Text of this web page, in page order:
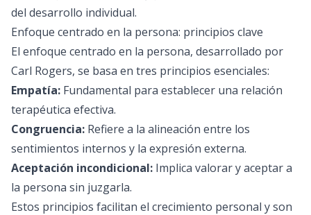
del desarrollo individual.
Enfoque centrado en la persona: principios clave
El enfoque centrado en la persona, desarrollado por
Carl Rogers, se basa en tres principios esenciales:
Empatía: Fundamental para establecer una relación
terapéutica efectiva.
Congruencia: Refiere a la alineación entre los
sentimientos internos y la expresión externa.
Aceptación incondicional: Implica valorar y aceptar a
la persona sin juzgarla.
Estos principios facilitan el crecimiento personal y son